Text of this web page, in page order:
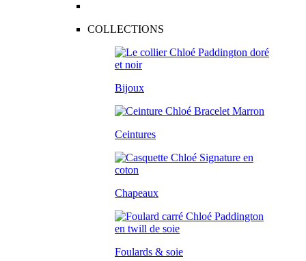
COLLECTIONS
Bijoux
Ceintures
Chapeaux
Foulards & soie